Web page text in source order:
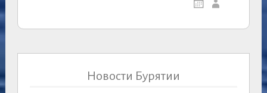
Новости Бурятии